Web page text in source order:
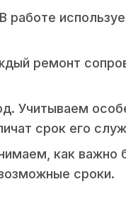
работе
ремонт
Учитываем
срок его
как важно
сроки.